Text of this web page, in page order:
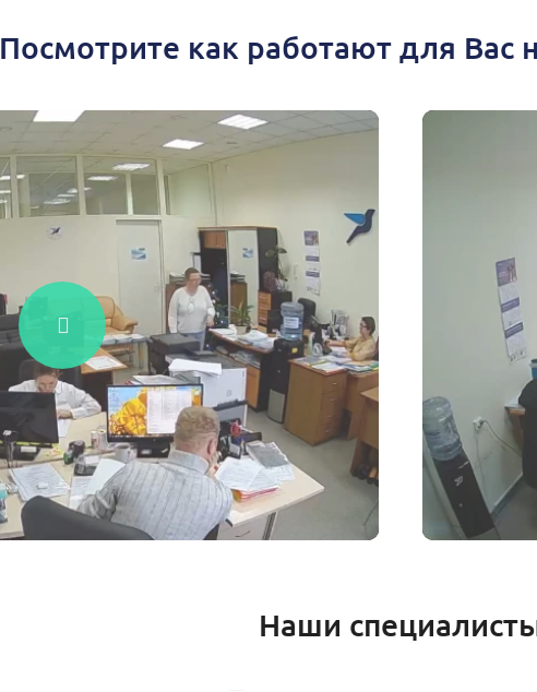
Посмотрите как работают для Вас
Наши